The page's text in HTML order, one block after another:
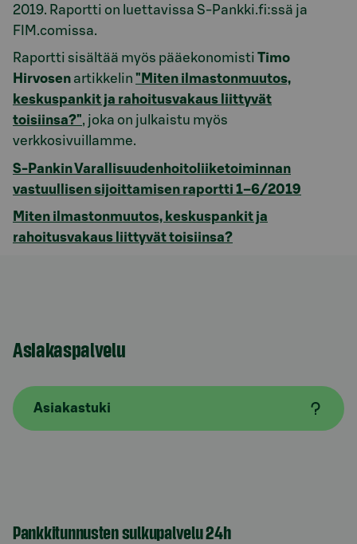
2019. Raportti on luettavissa S-Pankki.fi:ssä ja
FIM.comissa.
Raportti sisältää myös pääekonomisti Timo
Hirvosen artikkelin "Miten ilmastonmuutos,
keskuspankit ja rahoitusvakaus liittyvät
toisiinsa?", joka on julkaistu myös
verkkosivuillamme.
S-Pankin Varallisuudenhoitoliiketoiminnan
vastuullisen sijoittamisen raportti 1–6/2019
Miten ilmastonmuutos, keskuspankit ja
rahoitusvakaus liittyvät toisiinsa?
Asiakaspalvelu
Asiakastuki
Pankkitunnusten sulkupalvelu 24h